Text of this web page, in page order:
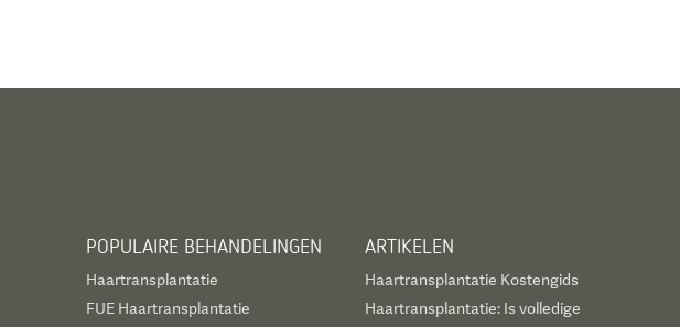
POPULAIRE BEHANDELINGEN
Haartransplantatie
FUE Haartransplantatie
ARTIKELEN
Haartransplantatie Kostengids
Haartransplantatie: Is volledige